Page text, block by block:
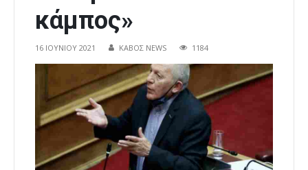
κάμπος»
16 ΙΟΥΝΊΟΥ 2021 ΚΑΒΟΣ NEWS 1184